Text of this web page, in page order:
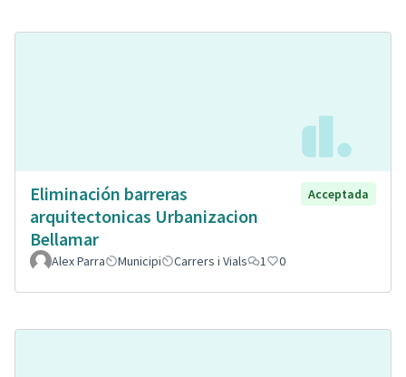
Eliminación barreras
arquitectonicas Urbanizacion
Bellamar
Acceptada
Alex Parra Municipi Carrers i Vials 1 0